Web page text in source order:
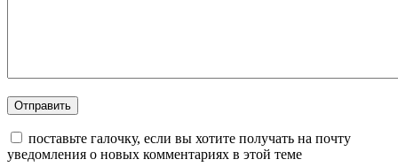
поставьте галочку, если вы хотите получать на почту
уведомления о новых комментариях в этой теме